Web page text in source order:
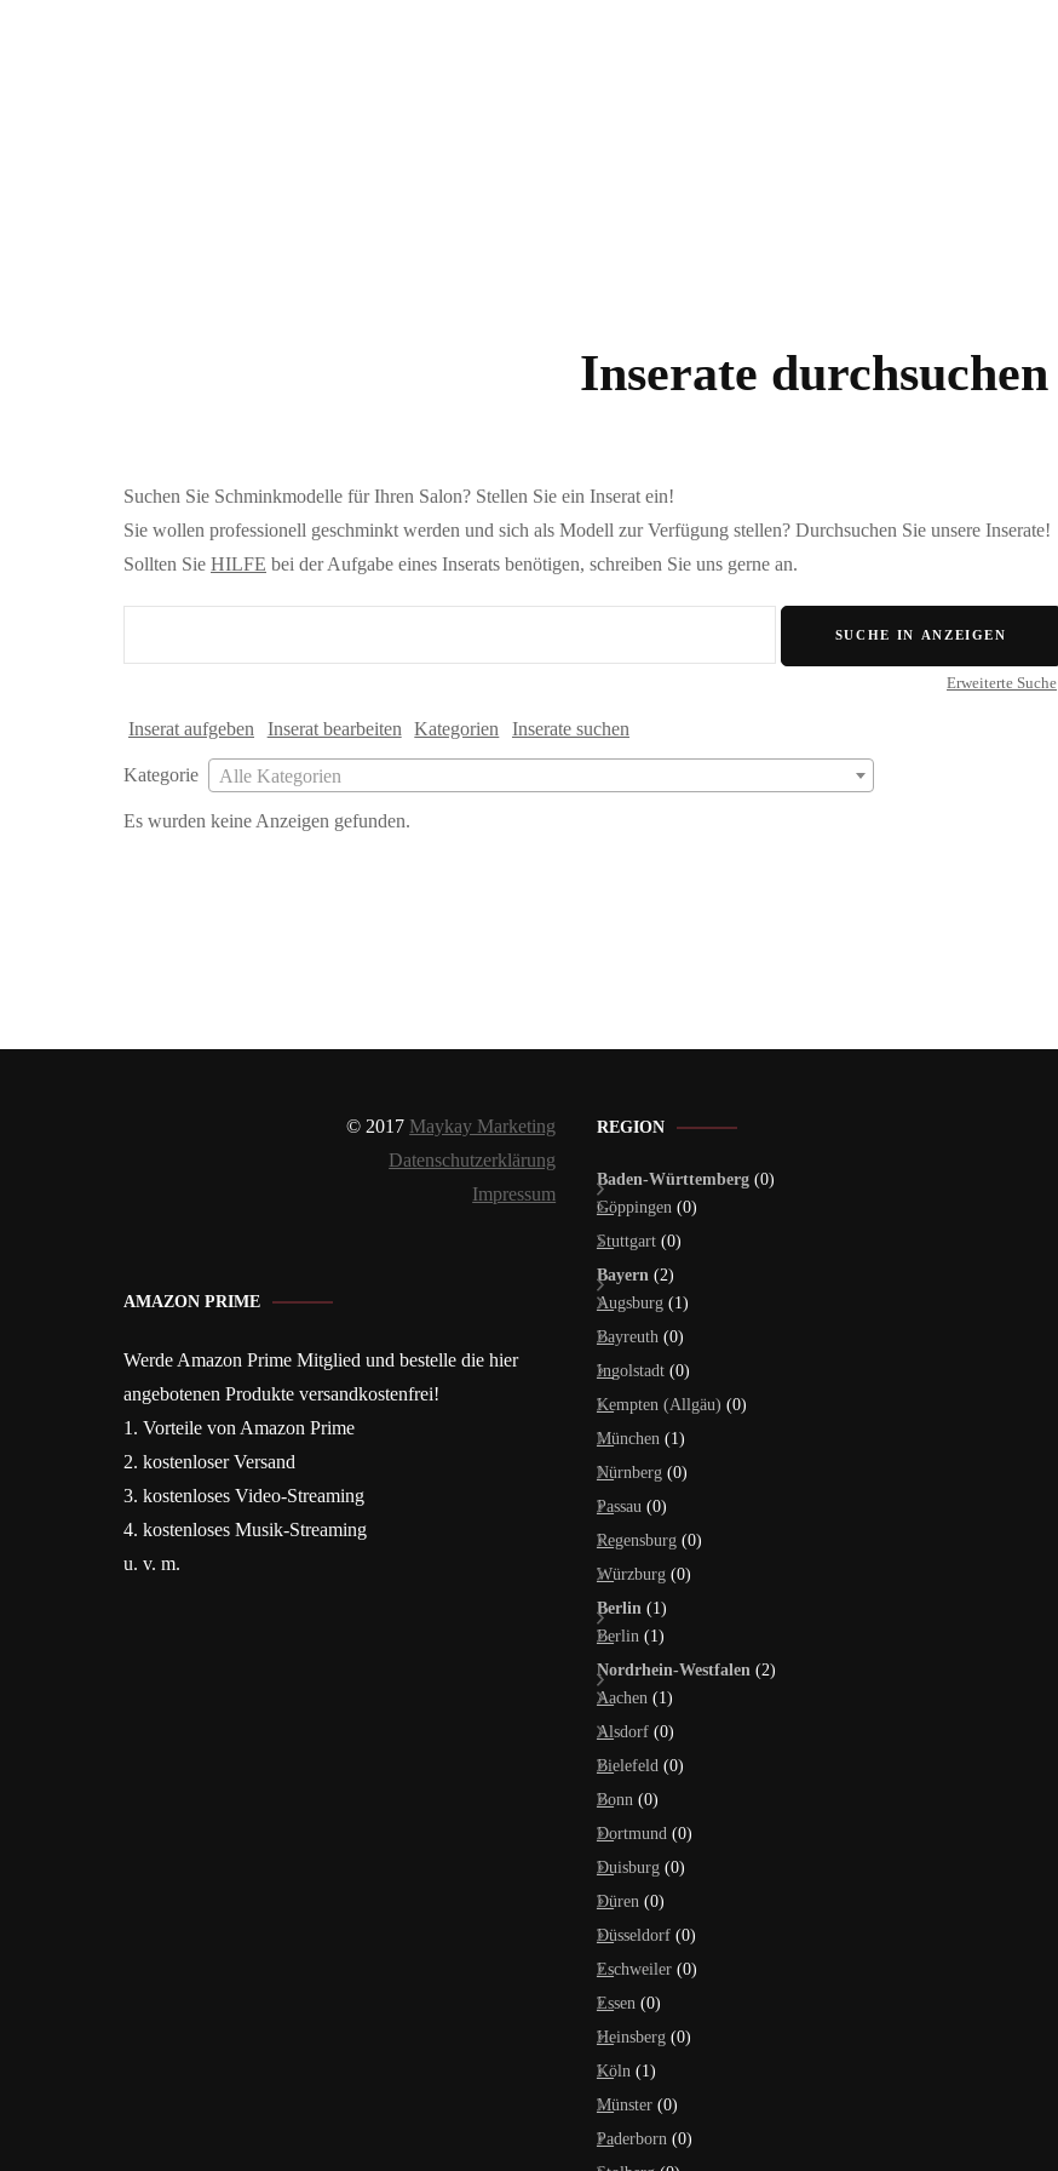
Inserate durchsuchen
Suchen Sie Schminkmodelle für Ihren Salon? Stellen Sie ein Inserat ein!
Sie wollen professionell geschminkt werden und sich als Modell zur Verfügung stellen? Durchsuchen Sie unsere Inserate!
Sollten Sie HILFE bei der Aufgabe eines Inserats benötigen, schreiben Sie uns gerne an.
Erweiterte Suche
Inserat aufgeben Inserat bearbeiten Kategorien Inserate suchen
Kategorie Alle Kategorien
Es wurden keine Anzeigen gefunden.
© 2017 Maykay Marketing
Datenschutzerklärung
Impressum
AMAZON PRIME
Werde Amazon Prime Mitglied und bestelle die hier
angebotenen Produkte versandkostenfrei!
1. Vorteile von Amazon Prime
2. kostenloser Versand
3. kostenloses Video-Streaming
4. kostenloses Musik-Streaming
u. v. m.
REGION
Baden-Württemberg (0)
Göppingen (0)
Stuttgart (0)
Bayern (2)
Augsburg (1)
Bayreuth (0)
Ingolstadt (0)
Kempten (Allgäu) (0)
München (1)
Nürnberg (0)
Passau (0)
Regensburg (0)
Würzburg (0)
Berlin (1)
Berlin (1)
Nordrhein-Westfalen (2)
Aachen (1)
Alsdorf (0)
Bielefeld (0)
Bonn (0)
Dortmund (0)
Duisburg (0)
Düren (0)
Düsseldorf (0)
Eschweiler (0)
Essen (0)
Heinsberg (0)
Köln (1)
Münster (0)
Paderborn (0)